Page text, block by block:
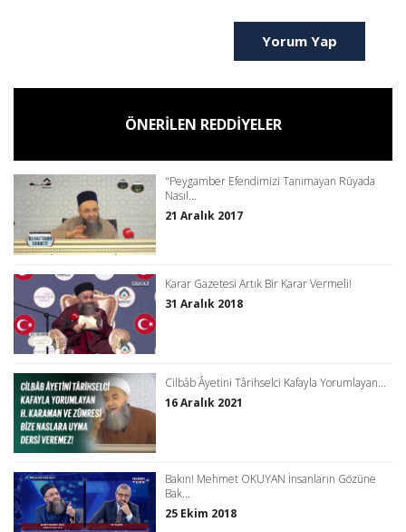
Yorum Yap
ÖNERİLEN REDDİYELER
"Peygamber Efendimizi Tanımayan Rüyada
Nasıl...
21 Aralık 2017
Karar Gazetesi Artık Bir Karar Vermeli!
31 Aralık 2018
Cilbâb Âyetini Târihselci Kafayla Yorumlayan...
16 Aralık 2021
Bakın! Mehmet OKUYAN İnsanların Gözüne
Bak...
25 Ekim 2018